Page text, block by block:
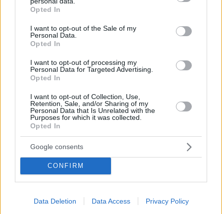
grant or deny consent to Google and its third-party tags to
use your data for below specified purposes in below Google
consent section.
Opted In
I want to opt-out of the Sale of my
Personal Data.
Opted In
I want to opt-out of processing my
Personal Data for Targeted Advertising.
Opted In
I want to opt-out of Collection, Use,
Retention, Sale, and/or Sharing of my
Personal Data that Is Unrelated with the
Purposes for which it was collected.
Opted In
Google consents
CONFIRM
Data Deletion Data Access Privacy Policy
Τα φρούτα που επιλέγουν 4 ενδοκρινολόγοι για
καλύτερο έλεγχο του σακχάρου – Το ένα μειώνει
το λίπος στην κοιλιά